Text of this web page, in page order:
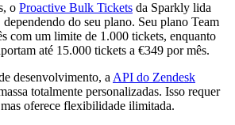
o Proactive Bulk Tickets da Sparkly lida
do seu plano. Seu plano Team
com um limite de 1.000 tickets, enquanto
até 15.000 tickets a €349 por mês.
desenvolvimento, a API do Zendesk
totalmente personalizadas. Isso requer
oferece flexibilidade ilimitada.